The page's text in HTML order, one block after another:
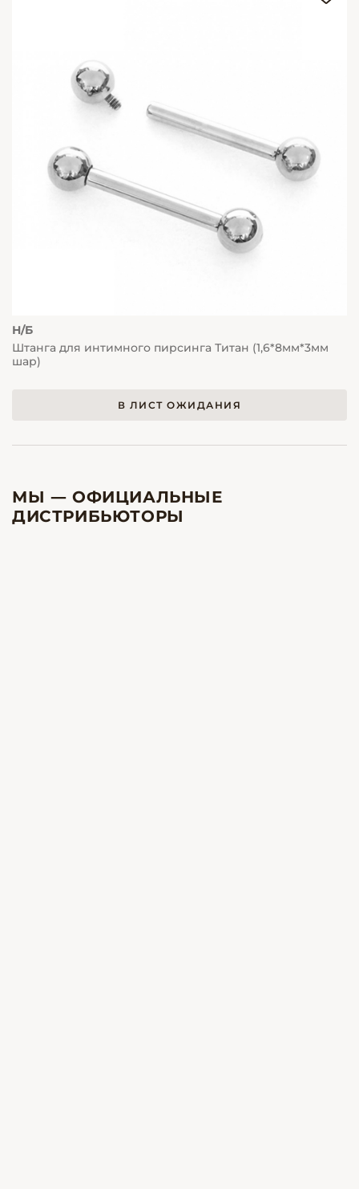
Н/Б
Штанга для интимного пирсинга Титан (1,6*8мм*3мм
шар)
В ЛИСТ ОЖИДАНИЯ
МЫ — ОФИЦИАЛЬНЫЕ
ДИСТРИБЬЮТОРЫ